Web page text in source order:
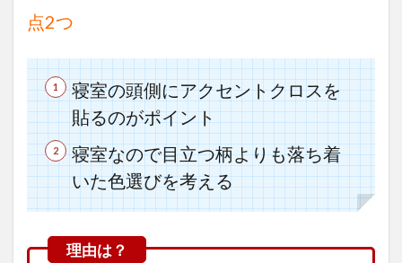
ス
選
び
方
8
ま
と
め
点2つ
寝室の頭側にアクセントクロスを
貼るのがポイント
寝室なので目立つ柄よりも落ち着
いた色選びを考える